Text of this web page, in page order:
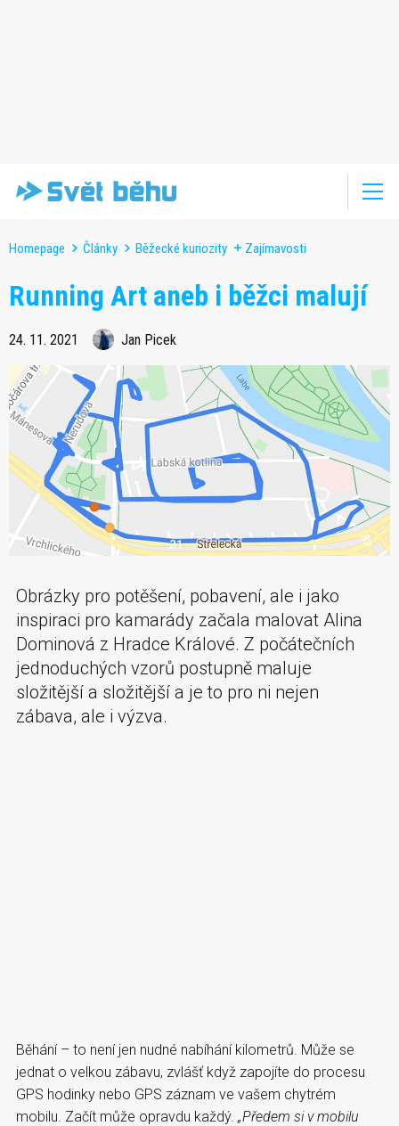
Homepage Články Běžecké kuriozity Zajímavosti
Running Art aneb i běžci malují
24. 11. 2021 Jan Picek
Obrázky pro potěšení, pobavení, ale i jako
inspiraci pro kamarády začala malovat Alina
Dominová z Hradce Králové. Z počátečních
jednoduchých vzorů postupně maluje
složitější a složitější a je to pro ni nejen
zábava, ale i výzva.
Běhání – to není jen nudné nabíhání kilometrů. Může se
jednat o velkou zábavu, zvlášť když zapojíte do procesu
GPS hodinky nebo GPS záznam ve vašem chytrém
mobilu. Začít může opravdu každý. „Předem si v mobilu